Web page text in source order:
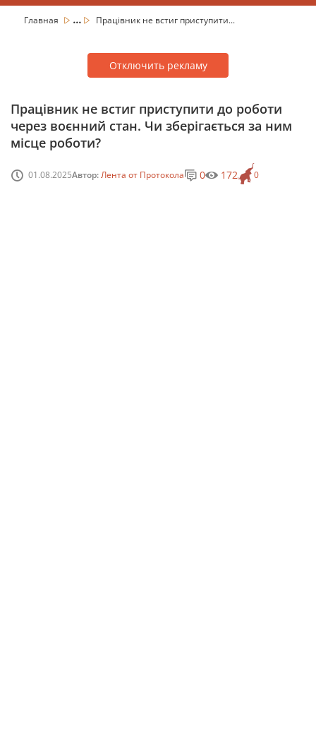
Главная ... Працівник не встиг приступити...
Отключить рекламу
Працівник не встиг приступити до роботи
через воєнний стан. Чи зберігається за ним
місце роботи?
01.08.2025Автор:Лента от Протокола 0
0 172